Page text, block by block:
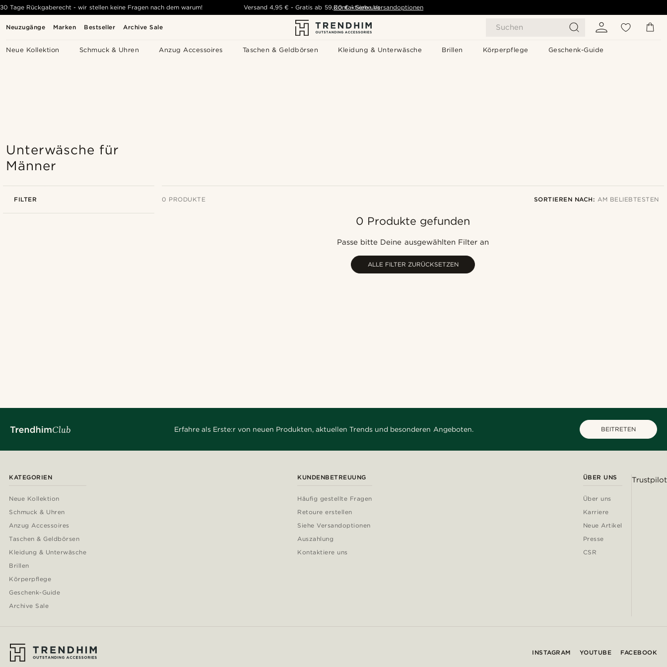
Neuzugänge Marken Bestseller Archive Sale Suchen
Neue Kollektion Schmuck & Uhren Anzug Accessoires Taschen & Geldbörsen Kleidung & Unterwäsche Brillen Körperpflege Geschenk-Guide
30 Tage Rückgaberecht - wir stellen keine Fragen nach dem warum! Versand 4,95 € -Gratis ab 59,00 € - Siehe Versandoptionen
Kontaktiere uns
Unterwäsche für
Männer
FILTER 0 PRODUKTE SORTIEREN NACH: AM BELIEBTESTEN
0 Produkte gefunden
Passe bitte Deine ausgewählten Filter an
ALLE FILTER ZURÜCKSETZEN
Erfahre als Erste:r von neuen Produkten, aktuellen Trends und besonderen Angeboten. BEITRETEN
KATEGORIEN
Neue Kollektion
Schmuck & Uhren
Anzug Accessoires
Taschen & Geldbörsen
Kleidung & Unterwäsche
Brillen
Körperpflege
Geschenk-Guide
Archive Sale
KUNDENBETREUUNG
Häufig gestellte Fragen
Retoure erstellen
Siehe Versandoptionen
Auszahlung
Kontaktiere uns
ÜBER UNS
Über uns
Karriere
Neue Artikel
Presse
CSR
Trustpilot
INSTAGRAM YOUTUBE FACEBOOK